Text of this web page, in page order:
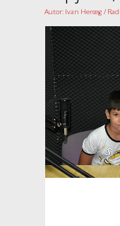
Autor: Ivan Herceg /